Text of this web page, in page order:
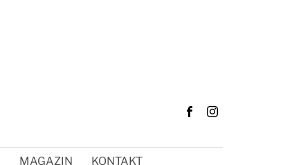
MAGAZIN KONTAKT